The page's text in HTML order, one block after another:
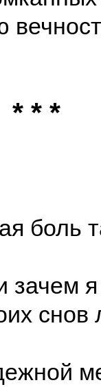
* * *
боль
зачем я
снов